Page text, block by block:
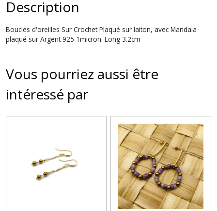
Description
Boucles d'oreilles Sur Crochet Plaqué sur laiton, avec Mandala
plaqué sur Argent 925 1micron. Long 3.2cm
Vous pourriez aussi être
intéressé par